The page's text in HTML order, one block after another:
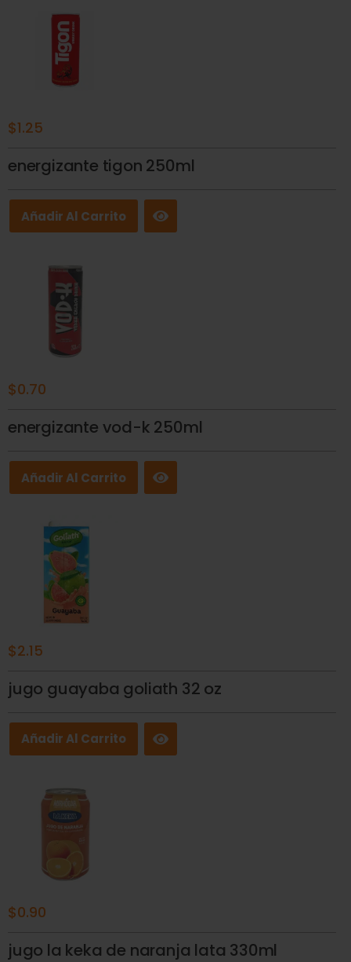
$1.25
energizante tigon 250ml
Añadir Al Carrito
$0.70
energizante vod-k 250ml
Añadir Al Carrito
$2.15
jugo guayaba goliath 32 oz
Añadir Al Carrito
$0.90
jugo la keka de naranja lata 330ml